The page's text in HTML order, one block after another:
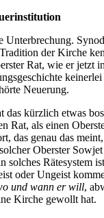
Unterbrechung.
der Kirche
Rat, wie er jetzt
Neuerung.
das kürzlich etwas
Rat, als einen
das genau das
Oberster
solches Rätesystem
oder Ungeist
und wann er will,
Kirche gewollt hat.